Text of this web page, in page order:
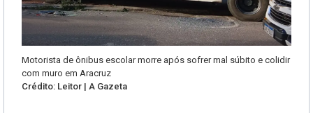
Motorista de ônibus escolar morre após sofrer mal súbito e colidir
com muro em Aracruz
Crédito: Leitor | A Gazeta